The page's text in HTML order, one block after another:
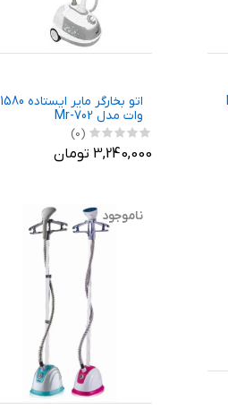
اتو بخارگر مایر ایستاده 1580
وات مدل Mr-702
(0)
3,240,000 تومان
ناموجود